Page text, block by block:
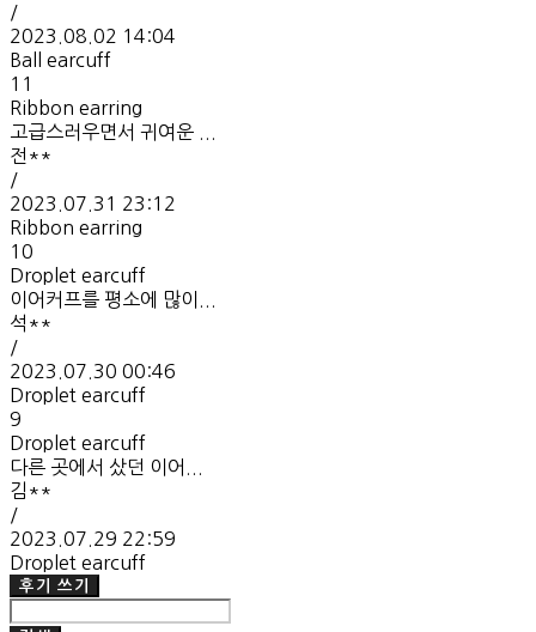
/
2023.08.02 14:04
Ball earcuff
11
Ribbon earring
고급스러우면서 귀여운 ...
전**
/
2023.07.31 23:12
Ribbon earring
10
Droplet earcuff
이어커프를 평소에 많이...
석**
/
2023.07.30 00:46
Droplet earcuff
9
Droplet earcuff
다른 곳에서 샀던 이어...
김**
/
2023.07.29 22:59
Droplet earcuff
후기 쓰기